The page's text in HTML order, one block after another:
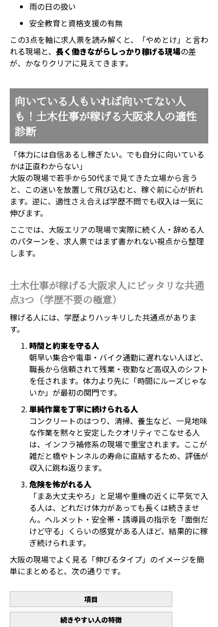
雨の日の扱い
安全教育と資格支援の有無
この3点を軸に求人票を読み解くと、「やめとけ」と言わ
れる現場と、 長く働きながらしっかり稼げる現場の差
が、かなりクリアに見えてきます。
向いている人もいれば向いてない人
も！土木仕事が稼げる大阪求人の適性
診断
「体力には自信あるし稼ぎたい。でも自分に向いている
かは正直わからない」
大阪の現場で若手から50代まで見てきた立場から言う
と、この迷いを放置して飛び込むと、稼ぐ前に心が折れ
ます。逆に、適性さえ合えば学歴不問でも収入は一気に
伸びます。
ここでは、大阪エリアの現場で実際に続く人・辞める人
のパターンを、求人票ではまず書かれない視点から整理
します。
土木仕事が稼げる大阪求人にピッタリな共通
点3つ（学歴不要の極意）
稼げる人には、学歴よりハッキリした共通点がありま
す。
時間と約束を守る人
朝早い集合や電車・バイク通勤に遅れない人ほど、
職長から信頼されて残業・夜勤など高収入のシフト
を任されます。体力より先に「時間にルーズじゃな
いか」が最初の関門です。
単純作業を丁寧に続けられる人
コンクリートのはつり、清掃、養生など、一見地味
な作業を黙々と安定したクオリティでこなせる人
は、インフラ補修系の現場で重宝されます。ここが
雑だと橋やトンネルの寿命に直結するため、評価が
収入に跳ね返ります。
危険を怖がれる人
「まあ大丈夫やろ」と足場や重機の近くに平気で入
る人は、どれだけ体力があっても長くは続きませ
ん。ヘルメット・安全帯・誘導員の指示を「面倒だ
けど守る」くらいの感覚がある人ほど、結果的に稼
ぎ続けられます。
大阪の現場でよく見る「伸びるタイプ」のイメージを簡
単にまとめると、次の通りです。
項目
続きやすい人の特徴